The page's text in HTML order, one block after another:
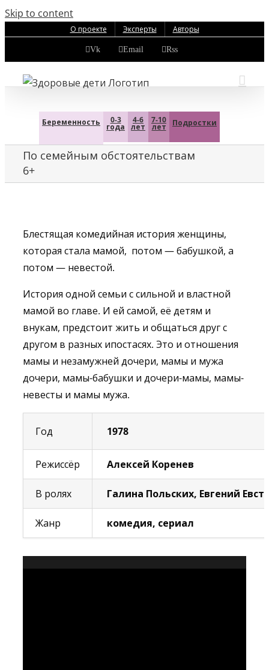
Skip to content
О проекте Эксперты Авторы
Vk Email Rss
Беременность 0-3
года
4-6
лет
7-10
лет Подростки
По семейным обстоятельствам
6+
Блестящая комедийная история женщины,
которая стала мамой, потом — бабушкой, а
потом — невестой.
История одной семьи с сильной и властной
мамой во главе. И ей самой, её детям и
внукам, предстоит жить и общаться друг с
другом в разных ипостасях. Это и отношения
мамы и незамужней дочери, мамы и мужа
дочери, мамы-бабушки и дочери-мамы, мамы-
невесты и мамы мужа.
Год 1978
Режиссёр Алексей Коренев
В ролях Галина Польских, Евгений
Жанр комедия, сериал